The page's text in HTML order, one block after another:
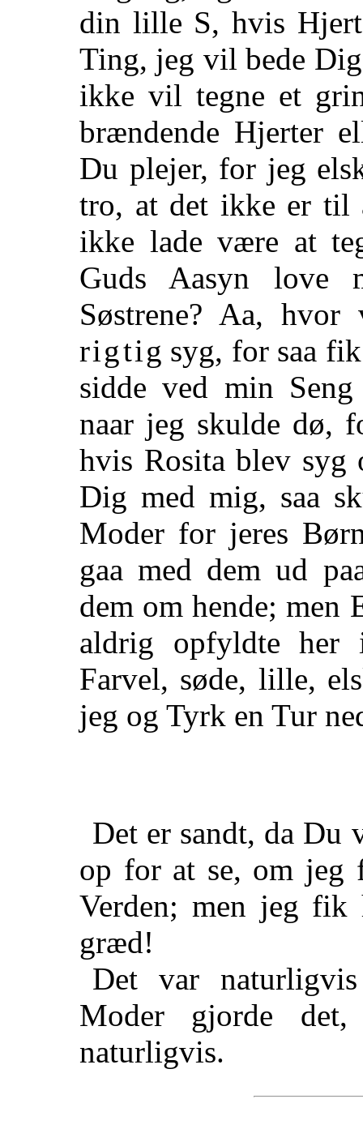
din lille S, hvis
Ting, jeg vil bede
ikke vil tegne et
brændende Hjerter
Du plejer, for jeg
tro, at det ikke er
ikke lade være at
Guds Aasyn
Søstrene? Aa,
rigtig syg, for saa
sidde ved min
naar jeg skulde dø,
hvis Rosita blev syg
Dig med mig, saa
Moder for jeres
gaa med dem ud
dem om hende; men
aldrig opfyldte her
Farvel, søde, lille,
jeg og Tyrk en Tur
Det er sandt, da Du
op for at se, om jeg
Verden; men jeg
græd!
Det var
Moder gjorde
naturligvis.